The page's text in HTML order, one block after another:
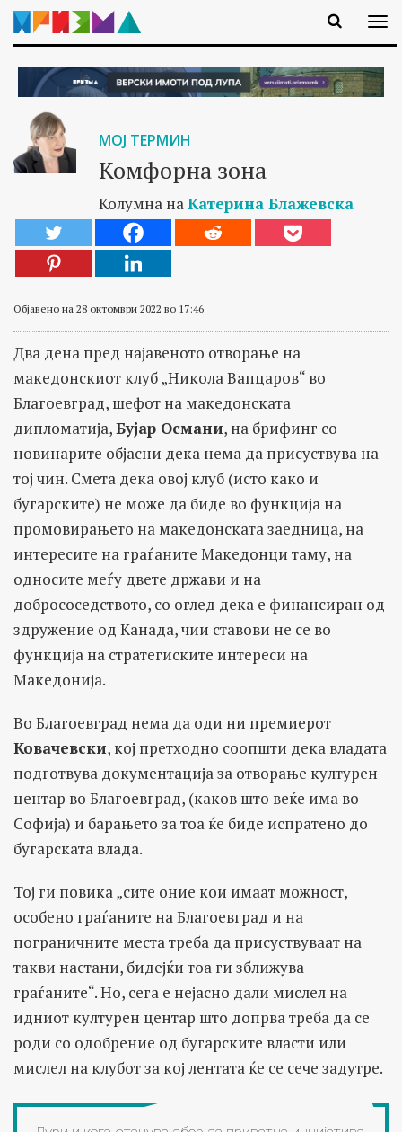
МОЈ ТЕРМИН
Комфорна зона
Колумна наКатерина Блажевска
Објавено на 28 октомври 2022 во 17:46
Два дена пред најавеното отворање на
македонскиот клуб „Никола Вапцаров“ во
Благоевград, шефот на македонската
дипломатија,Бујар Османи, на брифинг со
новинарите објасни дека нема да присуствува на
тој чин. Смета дека овој клуб (исто како и
бугарските) не може да биде во функција на
промовирањето на македонската заедница, на
интересите на граѓаните Македонци таму, на
односите меѓу двете држави и на
добрососедството, со оглед дека е финансиран од
здружение од Канада, чии ставови не се во
функција на стратегиските интереси на
Македонија.
Во Благоевград нема да оди ни премиерот
Ковачевски, кој претходно соопшти дека владата
подготвува документација за отворање културен
центар во Благоевград, (каков што веќе има во
Софија) и барањето за тоа ќе биде испратено до
бугарската влада.
Тој ги повика „сите оние кои имаат можност,
особено граѓаните на Благоевград и на
пограничните места треба да присуствуваат на
такви настани, бидејќи тоа ги зближува
граѓаните“. Но, сега е нејасно дали мислел на
идниот културен центар што допрва треба да се
роди со одобрение од бугарските власти или
мислел на клубот за кој лентата ќе се сече задутре.